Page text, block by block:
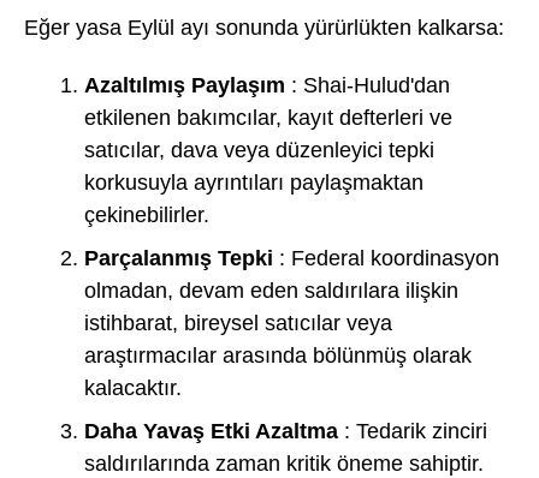
Eğer yasa Eylül ayı sonunda yürürlükten kalkarsa:
Azaltılmış Paylaşım : Shai-Hulud'dan
etkilenen bakımcılar, kayıt defterleri ve
satıcılar, dava veya düzenleyici tepki
korkusuyla ayrıntıları paylaşmaktan
çekinebilirler.
Parçalanmış Tepki : Federal koordinasyon
olmadan, devam eden saldırılara ilişkin
istihbarat, bireysel satıcılar veya
araştırmacılar arasında bölünmüş olarak
kalacaktır.
Daha Yavaş Etki Azaltma : Tedarik zinciri
saldırılarında zaman kritik öneme sahiptir.